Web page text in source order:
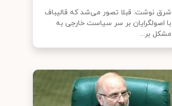
شرق نوشت: قبلا تصور می‌شد که قالیباف
با اصولگرایان بر سر سیاست خارجی به
مشکل بر...